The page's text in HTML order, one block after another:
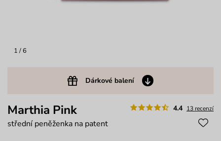
1 / 6
Dárkové balení
4.4 13 recenzí
Marthia Pink
střední peněženka na patent